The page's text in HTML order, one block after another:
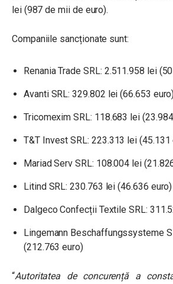
lei (987 de mii de euro).
Companiile sancționate sunt:
Renania Trade SRL: 2.511.958 lei
Avanti SRL: 329.802 lei (66.653
Tricomexim SRL: 118.683 lei
T&T Invest SRL: 223.313 lei (45.131
Mariad Serv SRL: 108.004 lei
Litind SRL: 230.763 lei (46.636 euro)
DalgecoConfecții Textile SRL:
Lingemann Beschaffungssysteme
(212.763 euro)
“Autoritatea de concurență a